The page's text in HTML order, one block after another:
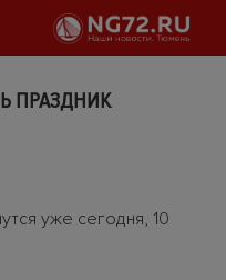
ПРАЗДНИК
уже сегодня, 10